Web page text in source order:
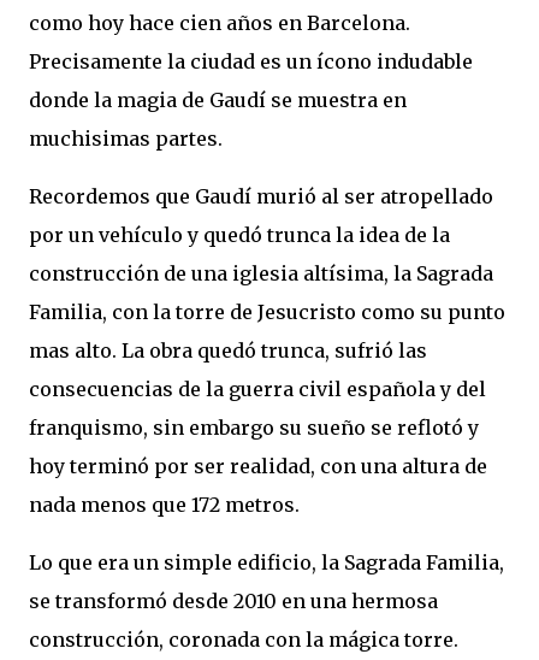
como hoy hace cien años en Barcelona.
Precisamente la ciudad es un ícono indudable
donde la magia de Gaudí se muestra en
muchisimas partes.
Recordemos que Gaudí murió al ser atropellado
por un vehículo y quedó trunca la idea de la
construcción de una iglesia altísima, la Sagrada
Familia, con la torre de Jesucristo como su punto
mas alto. La obra quedó trunca, sufrió las
consecuencias de la guerra civil española y del
franquismo, sin embargo su sueño se reflotó y
hoy terminó por ser realidad, con una altura de
nada menos que 172 metros.
Lo que era un simple edificio, la Sagrada Familia,
se transformó desde 2010 en una hermosa
construcción, coronada con la mágica torre.